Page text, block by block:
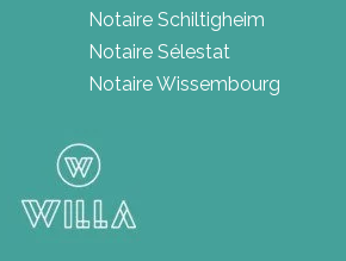
Notaire Schiltigheim
Notaire Sélestat
Notaire Wissembourg